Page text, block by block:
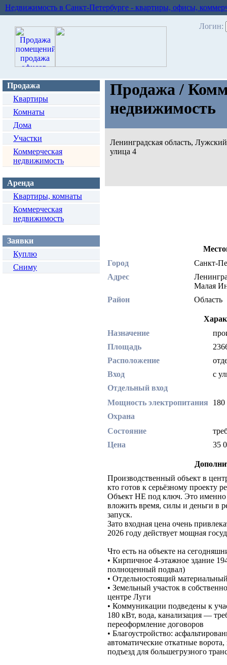
Недвижимость в Санкт-Петербурге - квартиры, офисы,
Логин:
Продажа
Квартиры
Комнаты
Дома
Участки
Коммерческая
недвижимость
Аренда
Квартиры, комнаты
Коммерческая
недвижимость
Заявки
Куплю
Сниму
Продажа /
недвижимость
Ленинградская область,
улица 4
Город
Санкт-
Адрес
Малая
Район
Область
Назначение
Площадь
Расположение
Вход
с
Отдельный вход
Мощность электропитания
Охрана
Состояние
Цена
35
Производственный объект в
кто готов к серьёзному проекту
Объект НЕ под ключ. Это именно
вложить время, силы и деньги в
запуск.
Зато входная цена очень
2026 году действует мощная
Что есть на объекте на
• Кирпичное 4-этажное здание
полноценный подвал)
• Отдельностоящий
• Земельный участок в
центре Луги
• Коммуникации подведены к
180 кВт, вода, канализация —
переоформление договоров
• Благоустройство:
автоматические откатные
подъезд для большегрузного